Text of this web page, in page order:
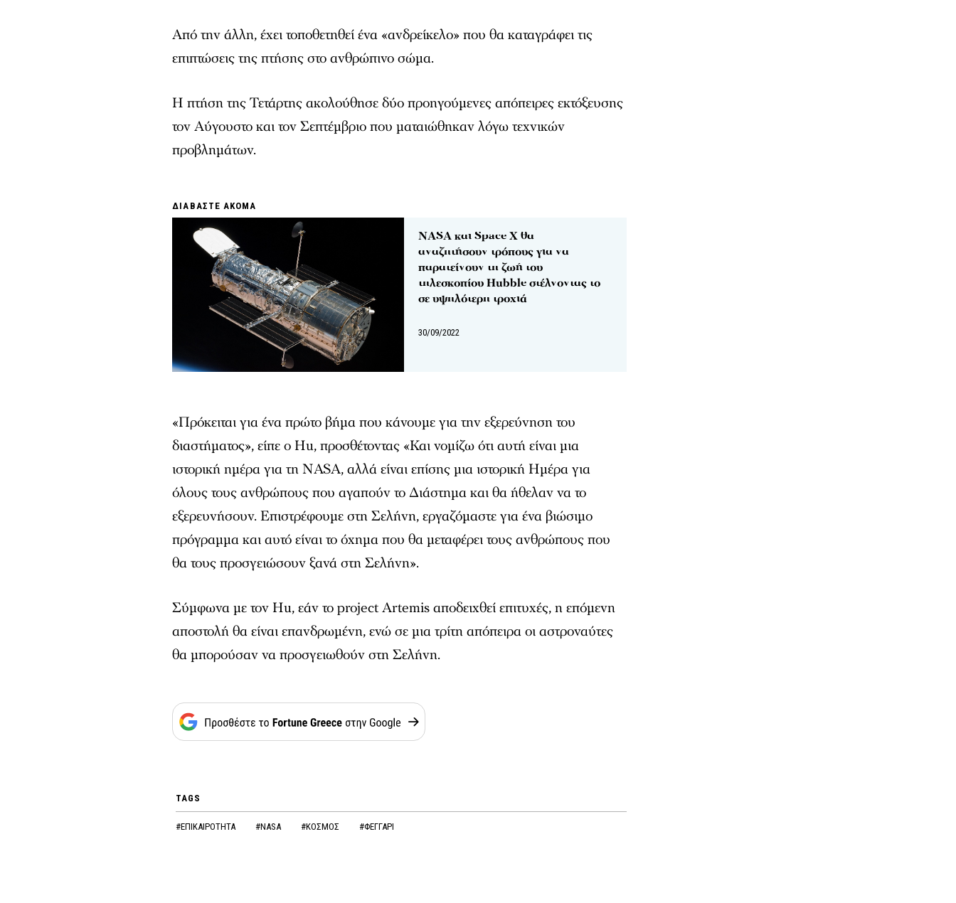
Από την άλλη, έχει τοποθετηθεί ένα «ανδρείκελο» που θα καταγράφει τις
επιπτώσεις της πτήσης στο ανθρώπινο σώμα.
Η πτήση της Τετάρτης ακολούθησε δύο προηγούμενες απόπειρες εκτόξευσης
τον Αύγουστο και τον Σεπτέμβριο που ματαιώθηκαν λόγω τεχνικών
προβλημάτων.
ΔΙΑΒΑΣΤΕ ΑΚΟΜΑ
NASA και Space X θα
αναζητήσουν τρόπους για να
παρατείνουν τη ζωή του
τηλεσκοπίου Hubble στέλνοντας το
σε υψηλότερη τροχιά
30/09/2022
«Πρόκειται για ένα πρώτο βήμα που κάνουμε για την εξερεύνηση του
διαστήματος», είπε ο Hu, προσθέτοντας «Και νομίζω ότι αυτή είναι μια
ιστορική ημέρα για τη NASA, αλλά είναι επίσης μια ιστορική Ημέρα για
όλους τους ανθρώπους που αγαπούν το Διάστημα και θα ήθελαν να το
εξερευνήσουν. Επιστρέφουμε στη Σελήνη, εργαζόμαστε για ένα βιώσιμο
πρόγραμμα και αυτό είναι το όχημα που θα μεταφέρει τους ανθρώπους που
θα τους προσγειώσουν ξανά στη Σελήνη».
Σύμφωνα με τον Hu, εάν το project Artemis αποδειχθεί επιτυχές, η επόμενη
αποστολή θα είναι επανδρωμένη, ενώ σε μια τρίτη απόπειρα οι αστροναύτες
θα μπορούσαν να προσγειωθούν στη Σελήνη.
TAGS
#ΕΠΙΚΑΙΡΟΤΗΤΑ #NASA #ΚΟΣΜΟΣ #ΦΕΓΓΑΡΙ